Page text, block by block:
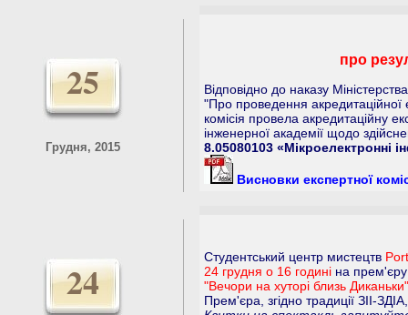
25
Грудня, 2015
про
Відповідно до наказу
"Про проведення акредитаційної
комісія провела акредитаційну
інженерної академії щодо
8.05080103 «Мікроелектронні
Висновки експертної
24
Студентський центр мистецтв
24 грудня о 16 годині на прем'єру
"Вечори на хуторі близь
Прем'єра, згідно традиції ЗІІ-